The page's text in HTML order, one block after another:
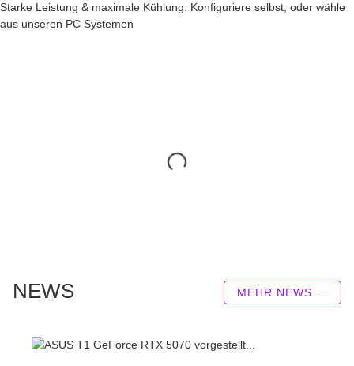
Starke Leistung & maximale Kühlung: Konfiguriere selbst, oder wähle
aus unseren PC Systemen
NEWS MEHR NEWS ...